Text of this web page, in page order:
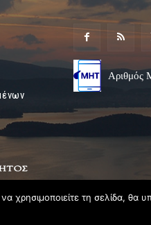
Αριθμός
τη σελίδα, θα